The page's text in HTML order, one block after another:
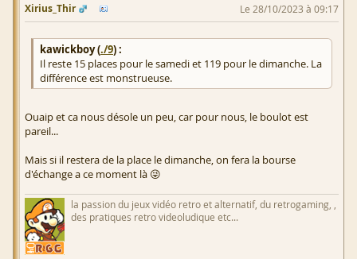
Xirius_Thir
Le 28/10/2023 à 09:17
kawickboy (./9) :
Il reste 15 places pour le samedi et 119 pour le dimanche. La
différence est monstrueuse.
Ouaip et ca nous désole un peu, car pour nous, le boulot est
pareil...
Mais si il restera de la place le dimanche, on fera la bourse
d'échange a ce moment là 😜
la passion du jeux vidéo retro et alternatif, du retrogaming, ,
des pratiques retro videoludique etc...